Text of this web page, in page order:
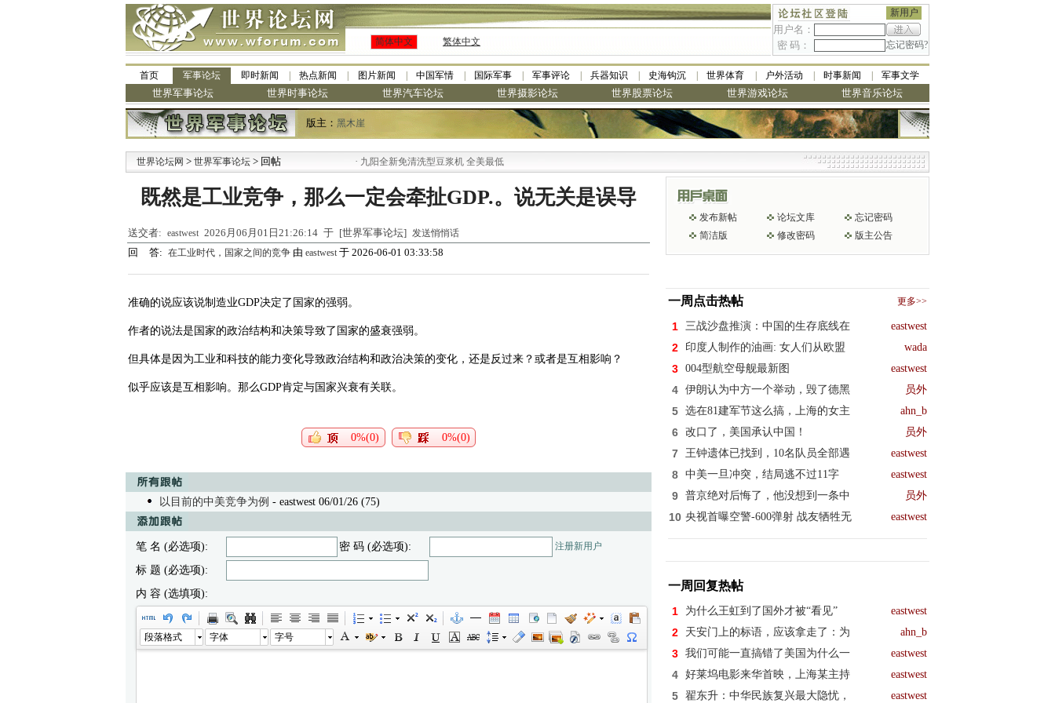
新用户
用户名：
密 码：
忘记密码?
简体中文 繁体中文
首页 军事论坛 即时新闻 热点新闻 图片新闻 中国军情 国际军事 军事评论 兵器知识 史海钩沉 世界体育 户外活动 时事新闻 军事文学
世界军事论坛 世界时事论坛 世界汽车论坛 世界摄影论坛 世界股票论坛 世界游戏论坛 世界音乐论坛
版主： 黑木崖
世界论坛网 > 世界军事论坛 > 回帖 九阳全新免清洗型豆浆机 全美最低
既然是工业竞争，那么一定会牵扯GDP.。说无关是误导
送交者: eastwest 2026月06月01日21:26:14 于 [世界军事论坛] 发送悄悄话
回 答: 在工业时代，国家之间的竞争 由 eastwest 于 2026-06-01 03:33:58
准确的说应该说制造业GDP决定了国家的强弱。
作者的说法是国家的政治结构和决策导致了国家的盛衰强弱。
但具体是因为工业和科技的能力变化导致政治结构和政治决策的变化，还是反过来？或者是互相影响？
似乎应该是互相影响。那么GDP肯定与国家兴衰有关联。
0%(0) 0%(0)
以目前的中美竞争为例 - eastwest 06/01/26 (75)
笔 名 (必选项): 密 码 (必选项): 注册新用户
标 题 (必选项):
内 容 (选填项):
段落格式 字体 字号
发布新帖 论坛文库
忘记密码
简洁版
修改密码 版主公告
一周点击热帖 更多>>
1 三战沙盘推演：中国的生存底线在 eastwest
2 印度人制作的油画: 女人们从欧盟 wada
3 004型航空母舰最新图 eastwest
4 伊朗认为中方一个举动，毁了德黑 员外
5 选在81建军节这么搞，上海的女主 ahn_b
6 改口了，美国承认中国！ 员外
7 王钟遗体已找到，10名队员全部遇 eastwest
8 中美一旦冲突，结局逃不过11字 eastwest
9 普京绝对后悔了，他没想到一条中 员外
10 央视首曝空警-600弹射 战友牺牲无 eastwest
一周回复热帖
1 为什么王虹到了国外才被“看见” eastwest
2 天安门上的标语，应该拿走了：为 ahn_b
3 我们可能一直搞错了美国为什么一 eastwest
4 好莱坞电影来华首映，上海某主持 eastwest
5 翟东升：中华民族复兴最大隐忧， eastwest